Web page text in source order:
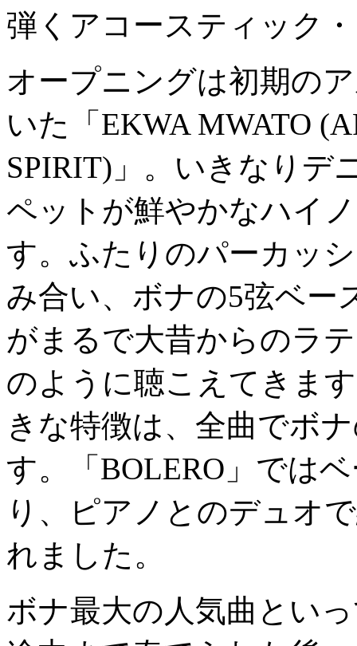
弾くアコースティック
オープニングは初期の
いた「EKWA MWATO
SPIRIT)」。いきなりデ
ペットが鮮やかなハイ
す。ふたりのパーカッ
み合い、ボナの5弦ベー
がまるで大昔からのラ
のように聴こえてきま
きな特徴は、全曲でボ
す。「BOLERO」では
り、ピアノとのデュオ
れました。
ボナ最大の人気曲とい